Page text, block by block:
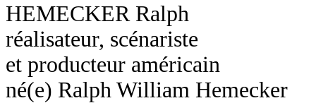
HEMECKER Ralph
réalisateur, scénariste
et producteur américain
né(e) Ralph William Hemecker